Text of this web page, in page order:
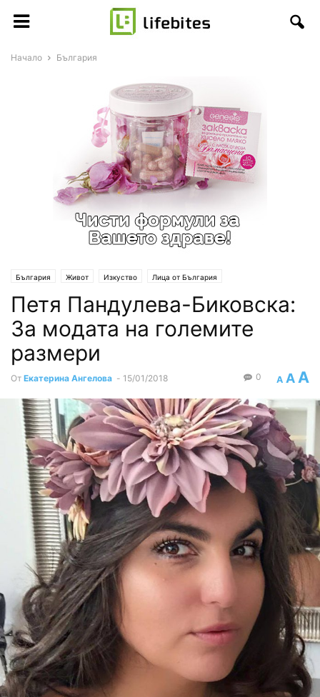
Начало България
България Живот Изкуство Лица от България
Петя Пандулева-Биковска:
За модата на големите
размери
От Екатерина Ангелова - 15/01/2018 A A A
0